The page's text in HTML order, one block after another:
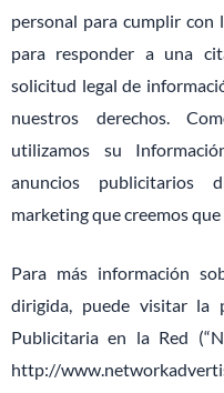
personal para cumplir con
para responder a una
solicitud legal de
nuestros derechos.
utilizamos su
anuncios publicitarios
marketing que creemos
Para más información
dirigida, puede visitar la
Publicitaria en la Red
http://